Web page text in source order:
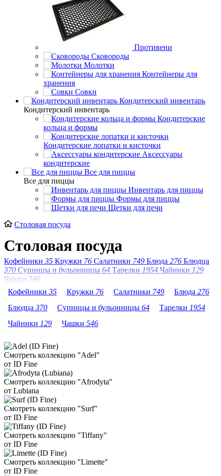
Противени
Сковороды
Молотки
Контейнеры для
хранения
Совки
Кондитерский инвентарь
Кондитерский инвентарь
Кондитерские
кольца и формы
Кондитерские лопатки и кисточки
Аксессуары
кондитерские
Все для пиццы
Все для пиццы
Инвентарь для пиццы
Формы для пиццы
Щетки для печи
Столовая посуда
Столовая посуда
Кофейники 35 Кружки 76 Салатники 749 Блюда 276 Блюдца
370 Супницы и бульонницы 64 Тарелки 1954 Чайники 129
Чашки 546
Кофейники 35 Кружки 76 Салатники 749 Блюда 276
Блюдца 370 Супницы и бульонницы 64 Тарелки 1954
Чайники 129 Чашки 546
Смотреть коллекцию "Adel"
от ID Fine
Смотреть коллекцию "Afrodyta"
от Lubiana
Смотреть коллекцию "Surf"
от ID Fine
Смотреть коллекцию "Tiffany"
от ID Fine
Смотреть коллекцию "Limette"
от ID Fine